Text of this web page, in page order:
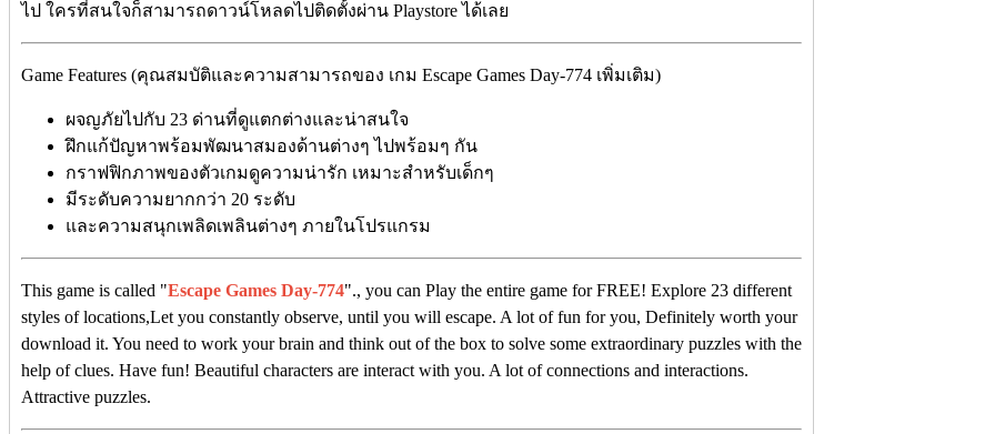
ไป ใครที่สนใจก็สามารถดาวน์โหลดไปติดตั้งผ่าน Playstore ได้เลย
Game Features (คุณสมบัติและความสามารถของ เกม Escape Games Day-774 เพิ่มเติม)
ผจญภัยไปกับ 23 ด่านที่ดูแตกต่างและน่าสนใจ
ฝึกแก้ปัญหาพร้อมพัฒนาสมองด้านต่างๆ ไปพร้อมๆ กัน
กราฟฟิกภาพของตัวเกมดูความน่ารัก เหมาะสำหรับเด็กๆ
มีระดับความยากกว่า 20 ระดับ
และความสนุกเพลิดเพลินต่างๆ ภายในโปรแกรม
This game is called "Escape Games Day-774"., you can Play the entire game for FREE! Explore 23 different
styles of locations,Let you constantly observe, until you will escape. A lot of fun for you, Definitely worth your
download it. You need to work your brain and think out of the box to solve some extraordinary puzzles with the
help of clues. Have fun! Beautiful characters are interact with you. A lot of connections and interactions.
Attractive puzzles.